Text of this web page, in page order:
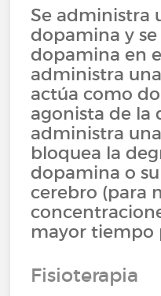
Se administra
dopamina y
dopamina en
administra
actúa como
agonista de la
administra
bloquea la
dopamina o
cerebro (para
mayor tiempo
Fisioterapia